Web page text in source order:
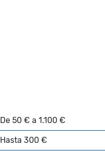
De 50 € a 1.100 €
Hasta 300 €